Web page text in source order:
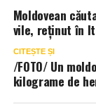
Moldovean
vile, reținut în
CITEȘTE ȘI
/FOTO/ Un
kilograme de